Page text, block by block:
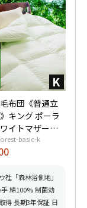
布団《普通立
キング ポーラ
イトマザーグ
95% (440dp以
2.0kg 【6つ星
ドふとんマー
basic-k
社「森林浴側地」
綿100% 制菌効
得 長期3年保証 日